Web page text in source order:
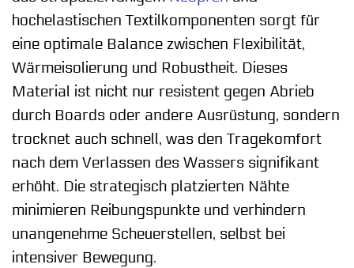
hochelastischen Textilkomponenten sorgt für
eine optimale Balance zwischen Flexibilität,
Wärmeisolierung und Robustheit. Dieses
Material ist nicht nur resistent gegen Abrieb
durch Boards oder andere Ausrüstung, sondern
trocknet auch schnell, was den Tragekomfort
nach dem Verlassen des Wassers signifikant
erhöht. Die strategisch platzierten Nähte
minimieren Reibungspunkte und verhindern
unangenehme Scheuerstellen, selbst bei
intensiver Bewegung.